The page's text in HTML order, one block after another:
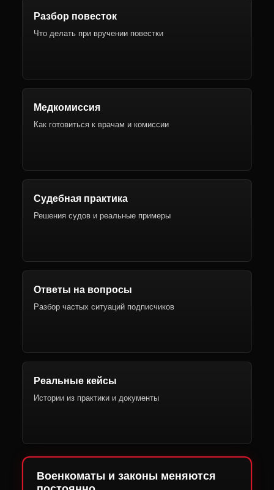
Разбор повесток
Что делать при вручении повестки
Медкомиссия
Как готовиться к врачам и комиссии
Судебная практика
Решения судов и реальные примеры
Ответы на вопросы
Разбор частых ситуаций подписчиков
Реальные кейсы
Истории из практики и документы
Военкоматы и законы меняются